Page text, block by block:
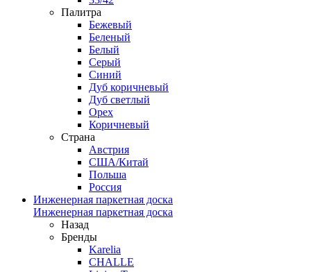
Палитра
Бежевый
Беленый
Белый
Серый
Синий
Дуб коричневый
Дуб светлый
Орех
Коричневый
Страна
Австрия
США/Китай
Польша
Россия
Инженерная паркетная доска
Инженерная паркетная доска
Назад
Бренды
Karelia
CHALLE